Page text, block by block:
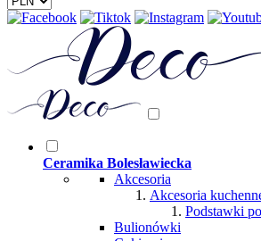
Ceramika Bolesławiecka
Akcesoria
Akcesoria
Podstawki
Bulionówki